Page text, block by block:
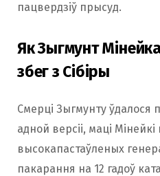
пацвердзіў прысуд.
Як Зыгмунт
збег з Сібіры
Смерці Зыгмунту ўдалося
адной версіі, маці
высокапастаўленых
пакарання на 12 гадоў